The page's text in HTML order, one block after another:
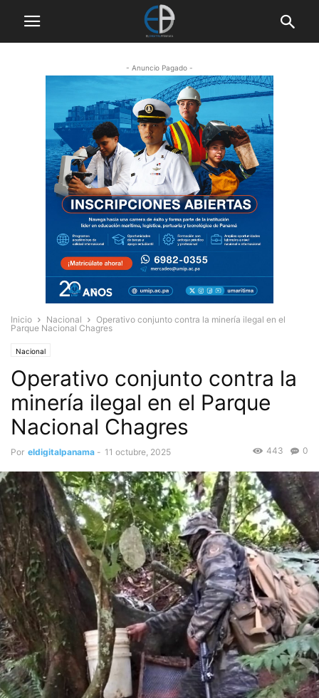
- Anuncio Pagado -
Inicio Nacional
Operativo conjunto contra la minería ilegal en el
Parque Nacional Chagres
Nacional
Operativo conjunto contra la
minería ilegal en el Parque
Nacional Chagres
Por eldigitalpanama - 11 octubre, 2025 0
443